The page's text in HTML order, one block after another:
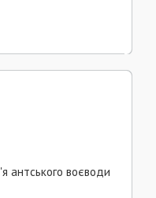
антського воєводи